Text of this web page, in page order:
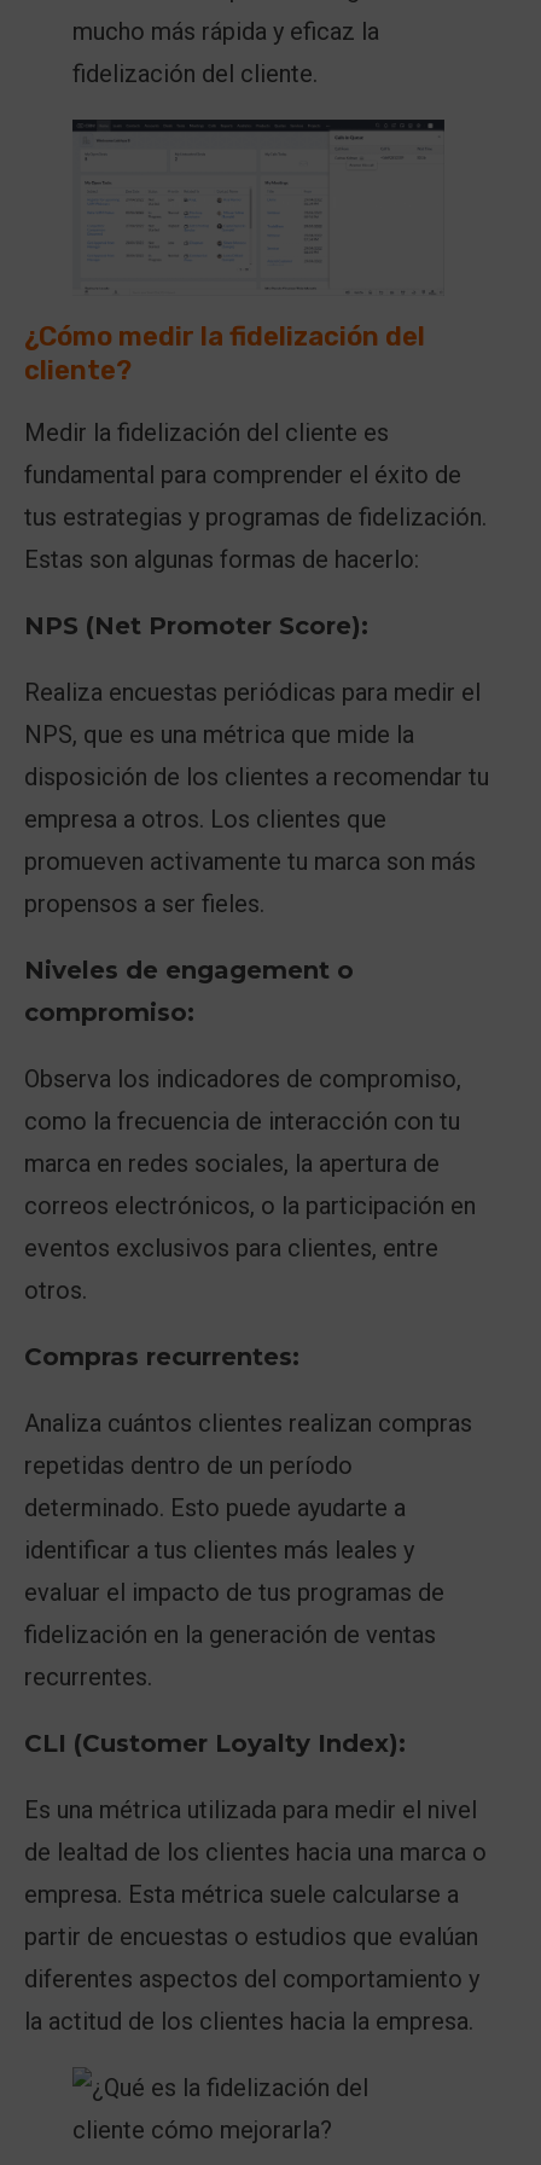
mucho más rápida y eficaz la
fidelización del cliente.
¿Cómo medir la fidelización del
cliente?
Medir la fidelización del cliente es
fundamental para comprender el éxito de
tus estrategias y programas de fidelización.
Estas son algunas formas de hacerlo:
NPS (Net Promoter Score):
Realiza encuestas periódicas para medir el
NPS, que es una métrica que mide la
disposición de los clientes a recomendar tu
empresa a otros. Los clientes que
promueven activamente tu marca son más
propensos a ser fieles.
Niveles de engagement o
compromiso:
Observa los indicadores de compromiso,
como la frecuencia de interacción con tu
marca en redes sociales, la apertura de
correos electrónicos, o la participación en
eventos exclusivos para clientes, entre
otros.
Compras recurrentes:
Analiza cuántos clientes realizan compras
repetidas dentro de un período
determinado. Esto puede ayudarte a
identificar a tus clientes más leales y
evaluar el impacto de tus programas de
fidelización en la generación de ventas
recurrentes.
CLI (Customer Loyalty Index):
Es una métrica utilizada para medir el nivel
de lealtad de los clientes hacia una marca o
empresa. Esta métrica suele calcularse a
partir de encuestas o estudios que evalúan
diferentes aspectos del comportamiento y
la actitud de los clientes hacia la empresa.